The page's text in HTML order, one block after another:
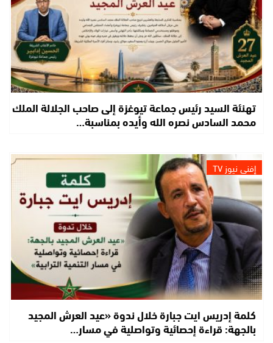
تهنئة السيد رئيس جماعة تيوغزة إلى صاحب الجلالة الملك
محمد السادس نصره الله وأيده بمناسبة…
إفني نيوز TV
كلمة إدريس ايت جبارة خلال ندوة «عيد العرش المجيد
بالجهة: قراءة إحصائية وتواصلية في مسار…